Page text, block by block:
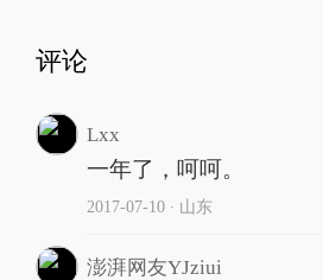
评论
Lxx
一年了，呵呵。
2017-07-10∙ 山东
澎湃网友YJziui